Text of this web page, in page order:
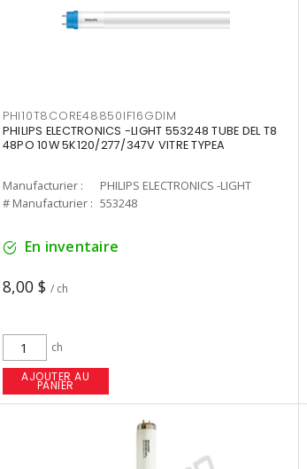
PHI10T8CORE48850IF16GDIM
PHILIPS ELECTRONICS -LIGHT 553248 TUBE DEL T8
48PO 10W 5K120/277/347V VITRE TYPEA
Manufacturier :
PHILIPS ELECTRONICS -LIGHT
# Manufacturier : 553248
En inventaire
8,00 $ / ch
ch
AJOUTER AU
PANIER